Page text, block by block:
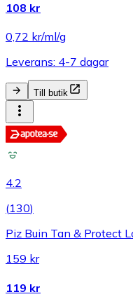
108 kr
0,72 kr/ml/g
Leverans: 4-7 dagar
Till butik
4.2
(130)
Piz Buin Tan & Protect
159 kr
119 kr